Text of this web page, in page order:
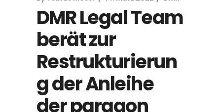
DMR Legal Team
berät zur
Restrukturierun
g der Anleihe
der paragon